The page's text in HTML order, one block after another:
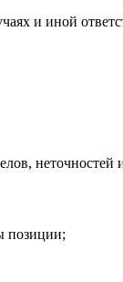
и иной
неточностей
позиции;